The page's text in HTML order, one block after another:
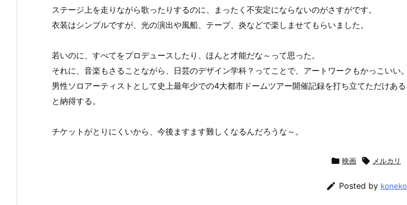
ステージ上を走りながら歌ったりするのに、まったく不安定にならないのがさすがです。
衣装はシンプルですが、光の演出や風船、テープ、炎などで楽しませてもらいました。
若いのに、すべてをプロデュースしたり、ほんと才能だな～って思った。
それに、音楽もさることながら、日芸のデザイン学科？ってことで、アートワークもかっこいい。
男性ソロアーティストとして史上最年少での4大都市ドームツアー開催記録を打ち立てただけある
と納得する。
チケットがとりにくいから、今後ますます難しくなるんだろうな～。
 映画  メルカリ
 Posted by koneko